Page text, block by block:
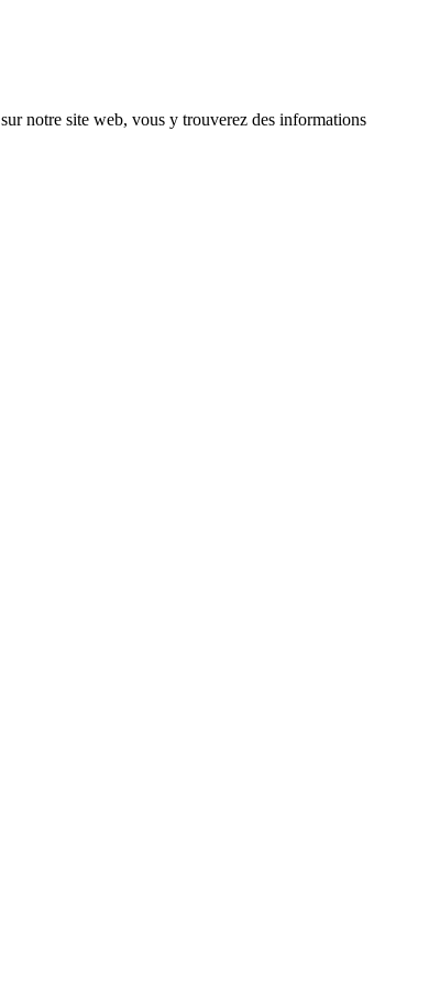
sur notre site web, vous y trouverez des informations